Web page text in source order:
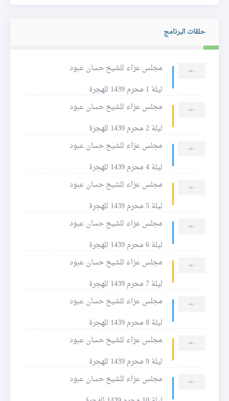
حلقات البرنامج
مجلس عزاء للشيخ حسان عبود
ليلة 1 محرم 1439 للهجرة
مجلس عزاء للشيخ حسان عبود
ليلة 2 محرم 1439 للهجرة
مجلس عزاء للشيخ حسان عبود
ليلة 4 محرم 1439 للهجرة
مجلس عزاء للشيخ حسان عبود
ليلة 5 محرم 1439 للهجرة
مجلس عزاء للشيخ حسان عبود
ليلة 6 محرم 1439 للهجرة
مجلس عزاء للشيخ حسان عبود
ليلة 7 محرم 1439 للهجرة
مجلس عزاء للشيخ حسان عبود
ليلة 8 محرم 1439 للهجرة
مجلس عزاء للشيخ حسان عبود
ليلة 9 محرم 1439 للهجرة
مجلس عزاء للشيخ حسان عبود